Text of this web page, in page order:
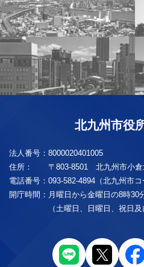
北九州市役
法人番号： 8000020401005
住所：
〒803-8501 北九州市小倉
電話番号： 093-582-4894（北九州市コ
開庁時間： 月曜日から金曜日の8時30
（土曜日、日曜日、祝日